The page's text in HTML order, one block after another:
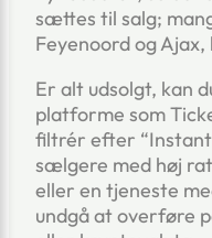
sættes til salg;
Feyenoord og
Er alt udsolgt, kan
platforme som
filtrér efter
sælgere med høj
eller en tjeneste
undgå at overføre